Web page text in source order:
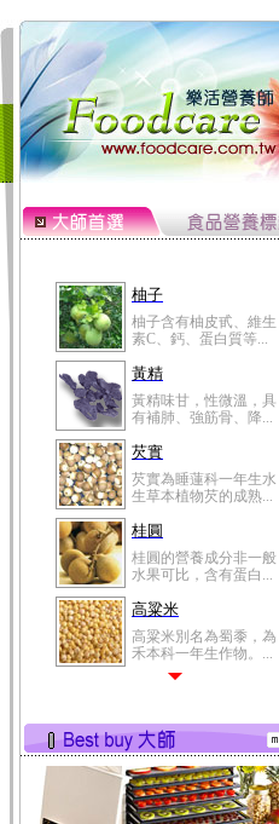
柚子
柚子含有柚皮甙、維生
素C、鈣、蛋白質等...
黃精
黃精味甘，性微溫，具
有補肺、強筋骨、降...
芡實
芡實為睡蓮科一年生水
生草本植物芡的成熟...
桂圓
桂圓的營養成分非一般
水果可比，含有蛋白...
高粱米
高粱米別名為蜀黍，為
禾本科一年生作物。...
有蛋白質、脂肪、磷...
鮪魚
鮪魚肚肉中的不飽和脂
肪酸內富含EPA和DH...